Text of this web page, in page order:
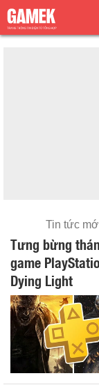
Tin tức
Tưng bừng
game
Dying Light